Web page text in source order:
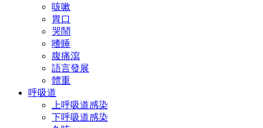
咳嗽
胃口
哭鬧
嗜睡
腹痛瀉
語言發展
體重
呼吸道
上呼吸道感染
下呼吸道感染